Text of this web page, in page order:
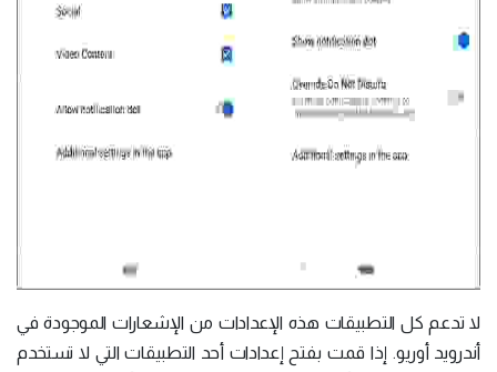
لا تدعم كل التطبيقات هذه الإعدادات من الإشعارات الموجودة في
أندرويد أوريو. إذا قمت بفتح إعدادات أحد التطبيقات التي لا تستخدم